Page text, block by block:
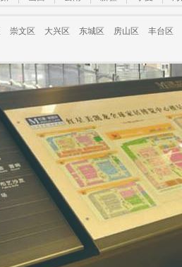
崇文区 大兴区 东城区 房山区
丰台区